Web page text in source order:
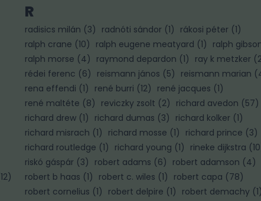
12)
R
radisics milán (3) radnóti sándor (1) rákosi péter (1)
ralph crane (10) ralph eugene meatyard (1) ralph
ralph morse (4) raymond depardon (1) ray k metzker (
rédei ferenc (6) reismann jános (5) reismann marian (
rena effendi (1) rené burri (12) rené jacques (1)
rené maltéte (8) reviczky zsolt (2) richard avedon (57)
richard drew (1) richard dumas (3) richard kolker (1)
richard misrach (1) richard mosse (1) richard prince (3)
richard routledge (1) richard young (1) rineke dijkstra (10
riskó gáspár (3) robert adams (6) robert adamson (4)
robert b haas (1) robert c. wiles (1) robert capa (78)
robert cornelius (1) robert delpire (1) robert demachy (1